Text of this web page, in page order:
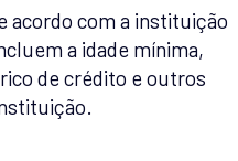
acordo com a instituição
a idade mínima,
de crédito e outros